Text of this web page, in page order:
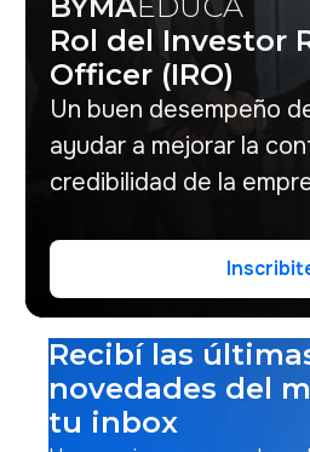
Rol del Investor
Officer (IRO)
Un buen desempeño
ayudar a mejorar la
credibilidad de la
Recibí las
novedades del
tu inbox